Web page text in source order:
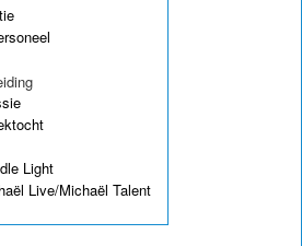
Light
Live/Michaël Talent